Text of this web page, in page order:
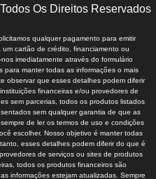
Os Direitos Reservados
qualquer pagamento para emitir
cartão de crédito, financiamento ou
imediatamente através do formulário
para manter todas as informações o mais
observar que esses detalhes podem diferir
financeiras e/ou provedores de
sem parcerias, todos os produtos listados
sem qualquer garantia de que as
de ler os termos de uso e condições
escolher. Nosso objetivo é manter todas
esses detalhes podem diferir do que é
de serviços ou sites de produtos
todos os produtos financeiros são
informações estejam atualizadas. Sempre